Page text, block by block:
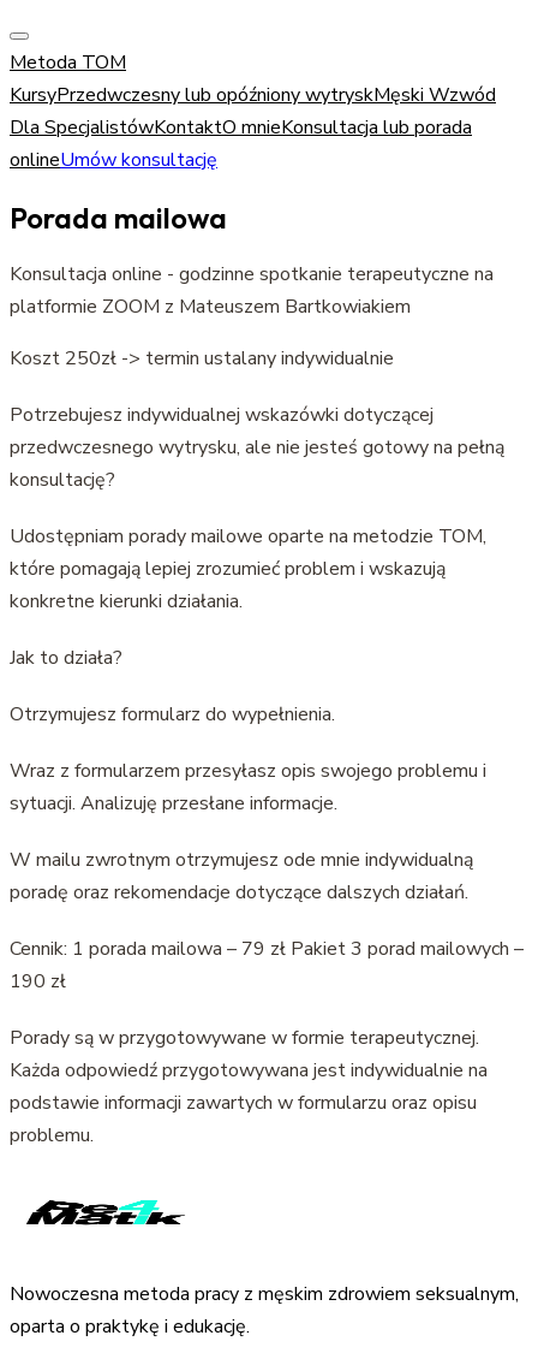
Metoda TOM
KursyPrzedwczesny lub opóźniony wytryskMęski Wzwód
Dla SpecjalistówKontaktO mnieKonsultacja lub porada
onlineUmów konsultację
Porada mailowa
Konsultacja online - godzinne spotkanie terapeutyczne na
platformie ZOOM z Mateuszem Bartkowiakiem
Koszt 250zł -> termin ustalany indywidualnie
Potrzebujesz indywidualnej wskazówki dotyczącej
przedwczesnego wytrysku, ale nie jesteś gotowy na pełną
konsultację?
Udostępniam porady mailowe oparte na metodzie TOM,
które pomagają lepiej zrozumieć problem i wskazują
konkretne kierunki działania.
Jak to działa?
Otrzymujesz formularz do wypełnienia.
Wraz z formularzem przesyłasz opis swojego problemu i
sytuacji. Analizuję przesłane informacje.
W mailu zwrotnym otrzymujesz ode mnie indywidualną
poradę oraz rekomendacje dotyczące dalszych działań.
Cennik: 1 porada mailowa – 79 zł Pakiet 3 porad mailowych –
190 zł
Porady są w przygotowywane w formie terapeutycznej.
Każda odpowiedź przygotowywana jest indywidualnie na
podstawie informacji zawartych w formularzu oraz opisu
problemu.
Nowoczesna metoda pracy z męskim zdrowiem seksualnym,
oparta o praktykę i edukację.